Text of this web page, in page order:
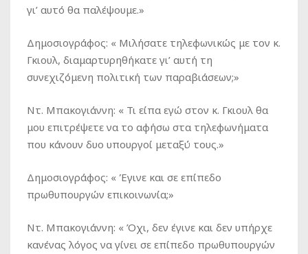
γι’ αυτό θα παλέψουμε.»
Δημοσιογράφος: « Μιλήσατε τηλεφωνικώς με τον κ.
Γκιουλ, διαμαρτυρηθήκατε γι’ αυτή τη
συνεχιζόμενη πολιτική των παραβιάσεων;»
Ντ. Μπακογιάννη: « Τι είπα εγώ στον κ. Γκιουλ θα
μου επιτρέψετε να το αφήσω στα τηλεφωνήματα
που κάνουν δυο υπουργοί μεταξύ τους.»
Δημοσιογράφος: « Έγινε και σε επίπεδο
πρωθυπουργών επικοινωνία;»
Ντ. Μπακογιάννη: « Όχι, δεν έγινε και δεν υπήρχε
κανένας λόγος να γίνει σε επίπεδο πρωθυπουργών